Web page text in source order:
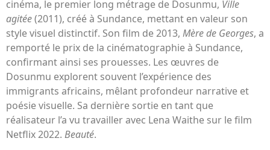
cinéma, le premier long métrage de Dosunmu, Ville
agitée(2011), créé à Sundance, mettant en valeur son
style visuel distinctif. Son film de 2013, Mère de Georges, a
remporté le prix de la cinématographie à Sundance,
confirmant ainsi ses prouesses. Les œuvres de
Dosunmu explorent souvent l’expérience des
immigrants africains, mêlant profondeur narrative et
poésie visuelle. Sa dernière sortie en tant que
réalisateur l’a vu travailler avec Lena Waithe sur le film
Netflix 2022. Beauté.